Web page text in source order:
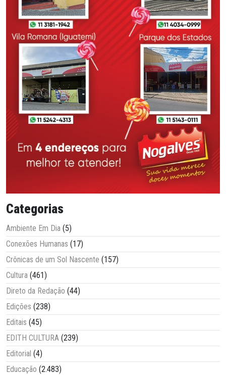
Categorias
Ambiente Em Dia (5)
Conexões Humanas (17)
Crônicas de um Sol Nascente (157)
Cultura (461)
Direto da Redação (44)
Edições (238)
Editais (45)
EDITH CULTURA (239)
Editorial (4)
Educação (2.483)